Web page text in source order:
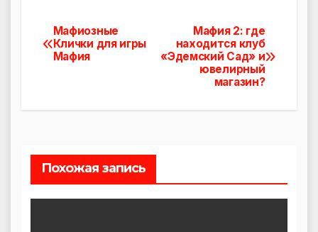
Навигация
по
Мафия 2: где
находится клуб
«Эдемский Сад» и
ювелирный
магазин?
Мафиозные
Клички для игры
Мафия
Похожая запись